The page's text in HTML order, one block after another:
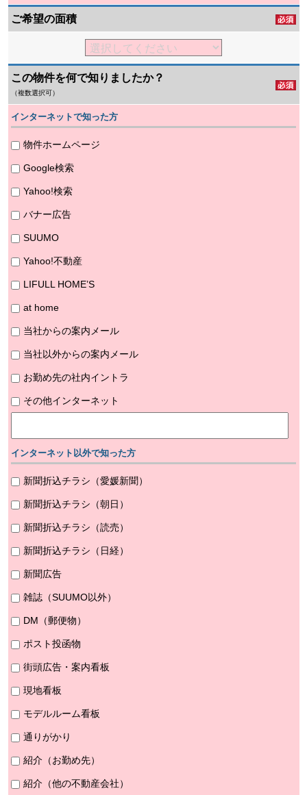
ご希望の面積
この物件を何で知りましたか？
（複数選択可）
インターネットで知った方
物件ホームページ
Google検索
Yahoo!検索
バナー広告
SUUMO
Yahoo!不動産
LIFULL HOME’S
at home
当社からの案内メール
当社以外からの案内メール
お勤め先の社内イントラ
その他インターネット
インターネット以外で知った方
新聞折込チラシ（愛媛新聞）
新聞折込チラシ（朝日）
新聞折込チラシ（読売）
新聞折込チラシ（日経）
新聞広告
雑誌（SUUMO以外）
DM（郵便物）
ポスト投函物
街頭広告・案内看板
現地看板
モデルルーム看板
通りがかり
紹介（お勤め先）
紹介（他の不動産会社）